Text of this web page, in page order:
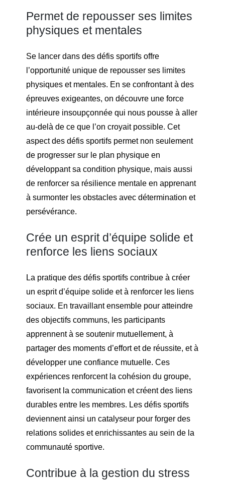
Permet de repousser ses limites
physiques et mentales
Se lancer dans des défis sportifs offre
l’opportunité unique de repousser ses limites
physiques et mentales. En se confrontant à des
épreuves exigeantes, on découvre une force
intérieure insoupçonnée qui nous pousse à aller
au-delà de ce que l’on croyait possible. Cet
aspect des défis sportifs permet non seulement
de progresser sur le plan physique en
développant sa condition physique, mais aussi
de renforcer sa résilience mentale en apprenant
à surmonter les obstacles avec détermination et
persévérance.
Crée un esprit d’équipe solide et
renforce les liens sociaux
La pratique des défis sportifs contribue à créer
un esprit d’équipe solide et à renforcer les liens
sociaux. En travaillant ensemble pour atteindre
des objectifs communs, les participants
apprennent à se soutenir mutuellement, à
partager des moments d’effort et de réussite, et à
développer une confiance mutuelle. Ces
expériences renforcent la cohésion du groupe,
favorisent la communication et créent des liens
durables entre les membres. Les défis sportifs
deviennent ainsi un catalyseur pour forger des
relations solides et enrichissantes au sein de la
communauté sportive.
Contribue à la gestion du stress